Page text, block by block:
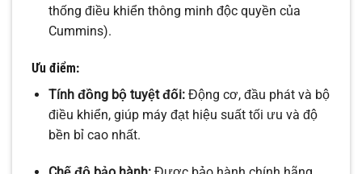
thống điều khiển thông minh độc quyền của
Cummins).
Ưu điểm:
Tính đồng bộ tuyệt đối:Động cơ, đầu phát và bộ
điều khiển, giúp máy đạt hiệu suất tối ưu và độ
bền bỉ cao nhất.